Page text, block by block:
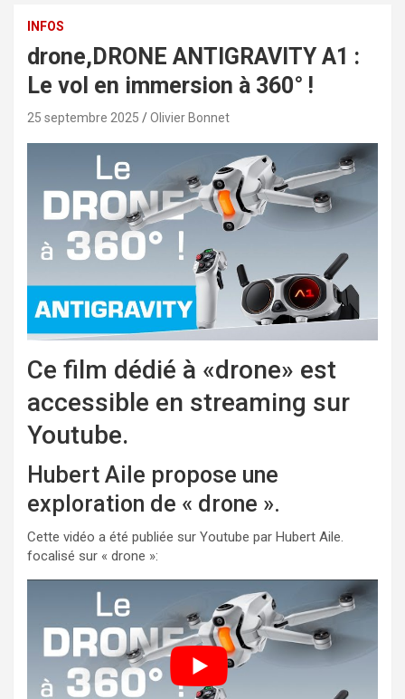
INFOS
drone,DRONE ANTIGRAVITY A1 :
Le vol en immersion à 360° !
25 septembre 2025 Olivier Bonnet
Ce film dédié à «drone» est
accessible en streaming sur
Youtube.
Hubert Aile propose une
exploration de « drone ».
Cette vidéo a été publiée sur Youtube par Hubert Aile.
focalisé sur « drone »: